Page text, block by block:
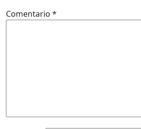
Comentario *